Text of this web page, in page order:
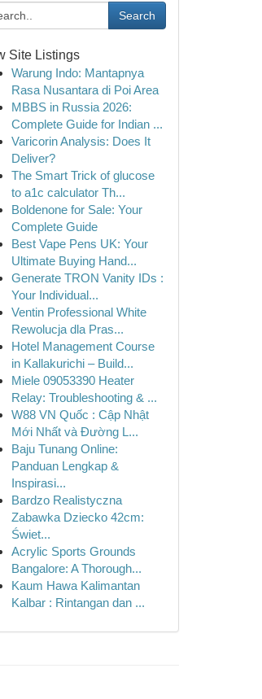
Search
Site Listings
Warung Indo: Mantapnya
Rasa Nusantara di Poi Area
MBBS in Russia 2026:
Complete Guide for Indian ...
Varicorin Analysis: Does It
Deliver?
The Smart Trick of glucose
to a1c calculator Th...
Boldenone for Sale: Your
Complete Guide
Best Vape Pens UK: Your
Ultimate Buying Hand...
Generate TRON Vanity IDs :
Your Individual...
Ventin Professional White
Rewolucja dla Pras...
Hotel Management Course
in Kallakurichi – Build...
Miele 09053390 Heater
Relay: Troubleshooting & ...
W88 VN Quốc : Cập Nhật
Mới Nhất và Đường L...
Baju Tunang Online:
Panduan Lengkap &
Inspirasi...
Bardzo Realistyczna
Zabawka Dziecko 42cm:
Świet...
Acrylic Sports Grounds
Bangalore: A Thorough...
Kaum Hawa Kalimantan
Kalbar : Rintangan dan ...